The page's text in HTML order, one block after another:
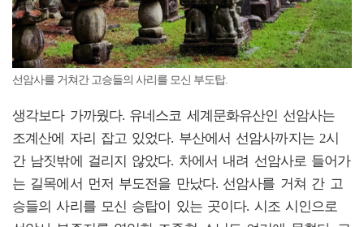
선암사를 거쳐간 고승들의 사리를 모신 부도탑.
생각보다 가까웠다. 유네스코 세계문화유산인 선암사는
조계산에 자리 잡고 있었다. 부산에서 선암사까지는 2시
간 남짓밖에 걸리지 않았다. 차에서 내려 선암사로 들어가
는 길목에서 먼저 부도전을 만났다. 선암사를 거쳐 간 고
승들의 사리를 모신 승탑이 있는 곳이다. 시조 시인으로